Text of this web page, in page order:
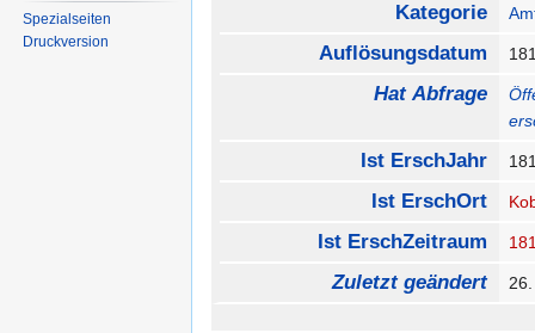
Kategorie
Auflösungsdatum
Hat Abfrage
Ist ErschJahr
Ist ErschOrt
Ist ErschZeitraum
Zuletzt geändert
Spezialseiten
Druckversion